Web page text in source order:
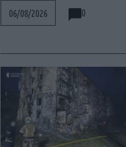
06/08/2026 0